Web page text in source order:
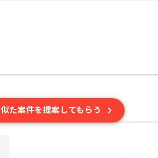
似た案件を提案してもらう